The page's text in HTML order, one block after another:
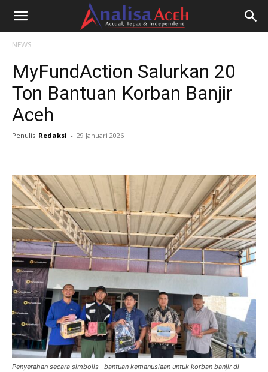
NEWS
MyFundAction Salurkan 20
Ton Bantuan Korban Banjir
Aceh
Penulis Redaksi - 29 Januari 2026
Penyerahan secara simbolis bantuan kemanusiaan untuk korban banjir di